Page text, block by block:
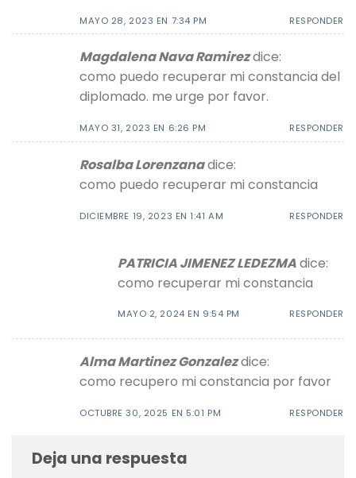
MAYO 28, 2023 EN 7:34 PM RESPONDER
Magdalena Nava Ramirezdice:
como puedo recuperar mi constancia del
diplomado. me urge por favor.
MAYO 31, 2023 EN 6:26 PM RESPONDER
Rosalba Lorenzanadice:
como puedo recuperar mi constancia
DICIEMBRE 19, 2023 EN 1:41 AM RESPONDER
PATRICIA JIMENEZ LEDEZMAdice:
como recuperar mi constancia
MAYO 2, 2024 EN 9:54 PM RESPONDER
Alma Martinez Gonzalezdice:
como recupero mi constancia por favor
OCTUBRE 30, 2025 EN 5:01 PM RESPONDER
Deja una respuesta